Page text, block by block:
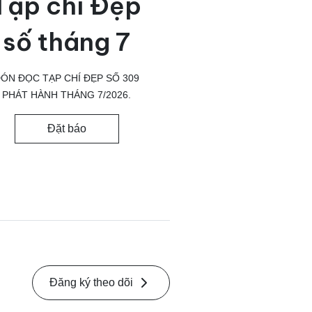
số tháng 7
ĐỌC TẠP CHÍ ĐẸP SỐ 309
PHÁT HÀNH THÁNG 7/2026.
Đặt báo
Đăng ký theo dõi